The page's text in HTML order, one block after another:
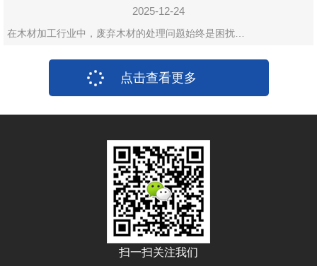
2025-12-24
在木材加工行业中，废弃木材的处理问题始终是困扰…
点击查看更多
扫一扫关注我们